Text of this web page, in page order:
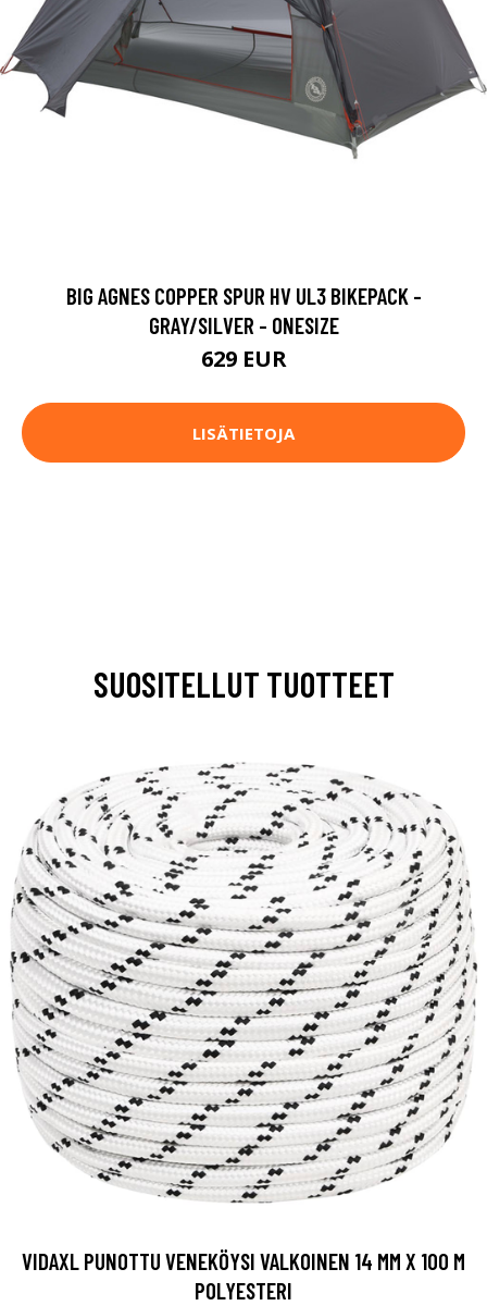
BIG AGNES COPPER SPUR HV UL3 BIKEPACK -
GRAY/SILVER - ONESIZE
629 EUR
LISÄTIETOJA
SUOSITELLUT TUOTTEET
VIDAXL PUNOTTU VENEKÖYSI VALKOINEN 14 MM X 100 M
POLYESTERI